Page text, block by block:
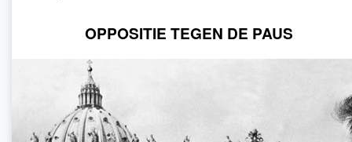
OPPOSITIE TEGEN DE PAUS